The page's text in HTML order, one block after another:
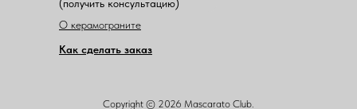
Copyright © 2026 Mascarato Club.
(получить консультацию)
О керамограните
Как сделать заказ